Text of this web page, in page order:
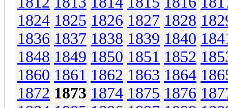
1824 1825 1826 1827 1828
1836 1837 1838 1839 1840
1848 1849 1850 1851 1852
1860 1861 1862 1863 1864
1872 1873 1874 1875 1876